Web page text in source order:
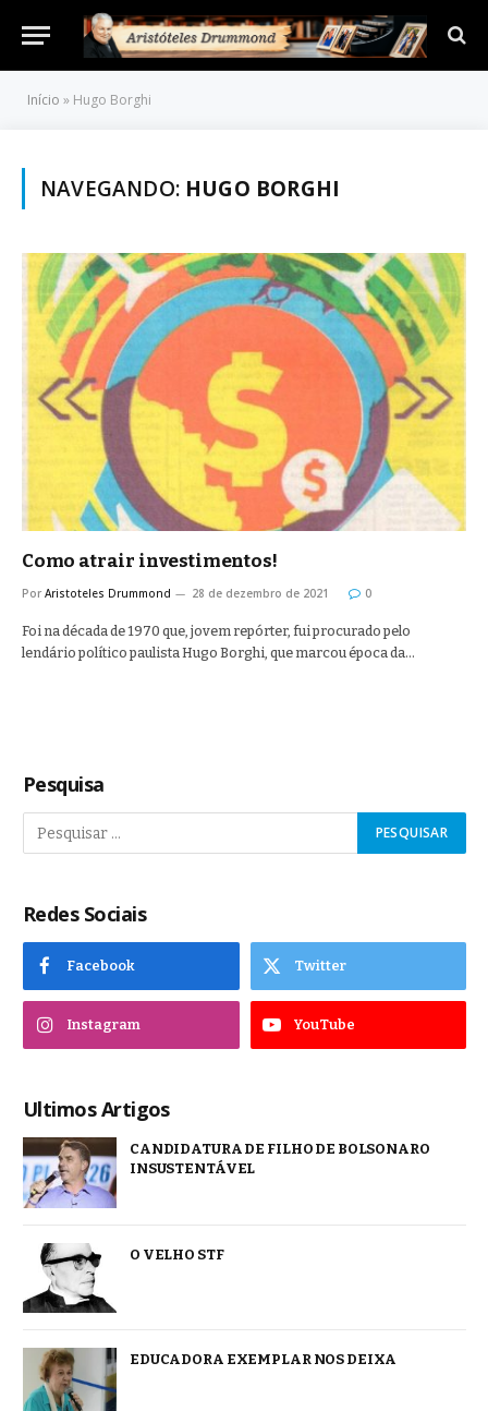
Início » Hugo Borghi
NAVEGANDO: HUGO BORGHI
Como atrair investimentos!
Por Aristoteles Drummond 28 de dezembro de 2021 0
Foi na década de 1970 que, jovem repórter, fui procurado pelo
lendário político paulista Hugo Borghi, que marcou época da…
Pesquisa
Redes Sociais
Facebook Twitter
Instagram YouTube
Ultimos Artigos
CANDIDATURA DE FILHO DE BOLSONARO
INSUSTENTÁVEL
O VELHO STF
EDUCADORA EXEMPLAR NOS DEIXA